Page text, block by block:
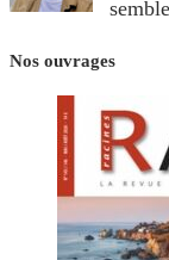
semble
Nos ouvrages